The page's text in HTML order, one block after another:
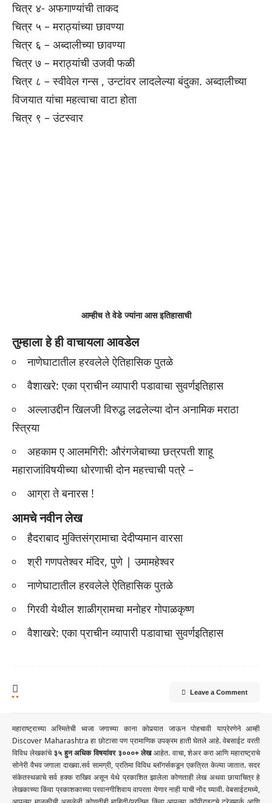
चित्र ४- अफगाण्यांची ताकद
चित्र ५ – मराठ्यांच्या छावण्या
चित्र ६ – अब्दालीच्या छावण्या
चित्र ७ – मराठ्यांची उजवी फळी
चित्र ८ – स्वीवेल गन्स , उन्टांवर लादलेल्या बंदुका. अब्दालीच्या
विजयात यांचा महत्वाचा वाटा होता
चित्र ९ – उंटस्वार
आम्हीच ते वेडे ज्यांना आस इतिहासाची
तुम्हाला हे ही वाचायला आवडेल
नाणेघाटातील हरवलेले ऐतिहासिक पुतळे
वैशाखरे: एका प्राचीन व्यापारी पडावाचा सुवर्णइतिहास
अल्लाउद्दीन खिलजी विरुद्ध लढलेल्या दोन अनामिक मराठा
स्त्रिया
अहकाम ए आलमगिरी: औरंगजेबाच्या छत्रपती शाहू
महाराजांविषयीच्या धोरणाची दोन महत्त्वाची पत्रे –
आग्रा ते बनारस !
आमचे नवीन लेख
हैदराबाद मुक्तिसंग्रामाचा देदीप्यमान वारसा
श्री गणपतेश्वर मंदिर, पुणे | उमामहेश्वर
नाणेघाटातील हरवलेले ऐतिहासिक पुतळे
गिरवी येथील शाळीग्रामचा मनोहर गोपाळकृष्ण
वैशाखरे: एका प्राचीन व्यापारी पडावाचा सुवर्णइतिहास
Leave a Comment
महाराष्ट्राच्या अस्मितेची ध्वजा जगाच्या काना कोपर्‍यात जाऊन पोहचावी याप्रेरणेने आम्ही
Discover Maharashtra हा छोटासा पण प्रामाणिक उपक्रम हाती घेतले आहे. वेबसाईट वरती
विविध लेखकांचे३५ हुन अधिक विषयांवर ३०००+ लेखआहेत. वाचा, शेअर करा आणि महाराष्ट्राचे
सोनेरी वैभव जगाला दाखवा.सर्व सामग्री, प्रतिमा विविध ब्लॉगर्सकडून एकत्रित केल्या जातात. सदर
संकेतस्थळाचे सर्व हक्क राखिव असून येथे प्रकाशित झालेला कोणताही लेख अथवा छायाचित्र हे
लेखकाच्या किंवा प्रकाशकाच्या परवानगीशिवाय वापरता येणार नाही याची नोंद घ्यावी. वेबसाईटमध्ये,